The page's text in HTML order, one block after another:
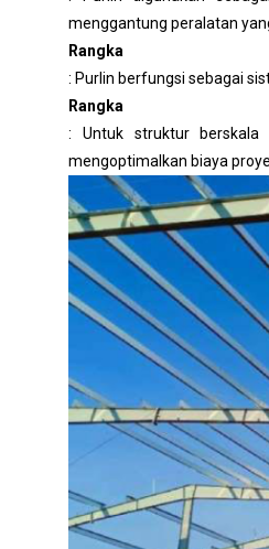
menggantung peralatan
: Purlin berfungsi sebagai
: Untuk struktur berskala
mengoptimalkan biaya